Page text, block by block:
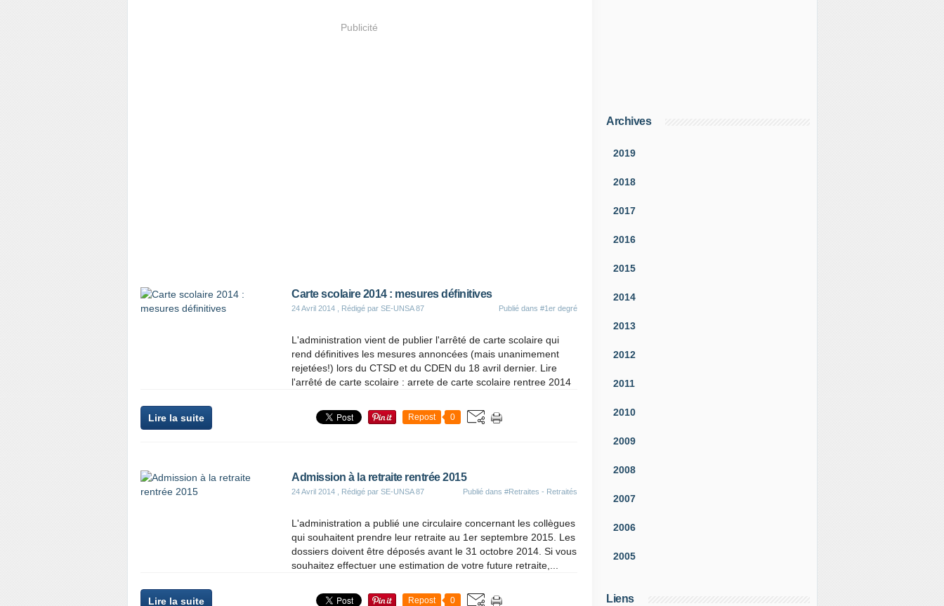
Publicité
Carte scolaire 2014 : mesures définitives
24 Avril 2014 , Rédigé par SE-UNSA 87 Publié dans #1er degré
L'administration vient de publier l'arrêté de carte scolaire qui
rend définitives les mesures annoncées (mais unanimement
rejetées!) lors du CTSD et du CDEN du 18 avril dernier. Lire
l'arrêté de carte scolaire : arrete de carte scolaire rentree 2014
Lire la suite Repost 0
Admission à la retraite rentrée 2015
24 Avril 2014 , Rédigé par SE-UNSA 87 Publié dans #Retraites - Retraités
L'administration a publié une circulaire concernant les collègues
qui souhaitent prendre leur retraite au 1er septembre 2015. Les
dossiers doivent être déposés avant le 31 octobre 2014. Si vous
souhaitez effectuer une estimation de votre future retraite,...
Lire la suite Repost 0
Archives
2019
2018
2017
2016
2015
2014
2013
2012
2011
2010
2009
2008
2007
2006
2005
Liens